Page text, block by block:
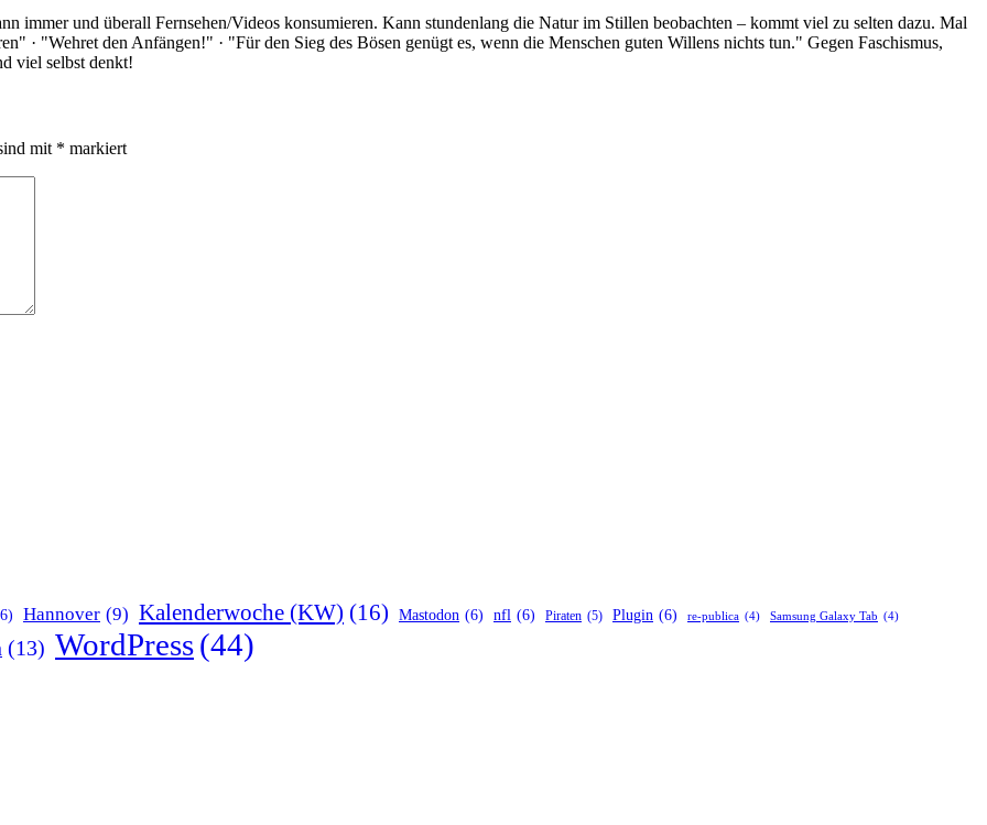
immer und überall Fernsehen/Videos konsumieren. Kann stundenlang die Natur im Stillen beobachten – kommt viel zu selten dazu. Mal
· "Wehret den Anfängen!" · "Für den Sieg des Bösen genügt es, wenn die Menschen guten Willens nichts tun." Gegen Faschismus,
viel selbst denkt!
mit * markiert
Hannover (9) Kalenderwoche (KW) (16) Mastodon (6) nfl (6) Piraten (5) Plugin (6) re-publica (4) Samsung Galaxy Tab (4)
(13) WordPress(44)